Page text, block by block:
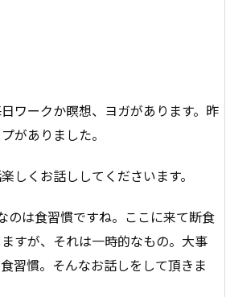
ワークか瞑想、ヨガがあります。昨
がありました。
しくお話ししてくださいます。
のは食習慣ですね。ここに来て断食
すが、それは一時的なもの。大事
習慣。そんなお話しをして頂きま